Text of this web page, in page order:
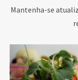
Mantenha-se